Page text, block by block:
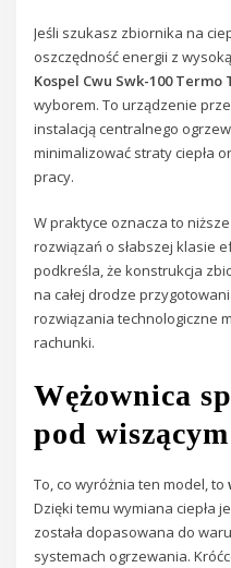
Jeśli szukasz zbiornika na
oszczędność energii z
Kospel Cwu Swk-100 Termo
wyborem. To urządzenie
instalacją centralnego
minimalizować straty ciepła
pracy.
W praktyce oznacza to
rozwiązań o słabszej klasie
podkreśla, że konstrukcja
na całej drodze
rozwiązania technologiczne
rachunki.
Wężownica
pod
To, co wyróżnia ten model, to
Dzięki temu wymiana ciepła
została dopasowana do
systemach ogrzewania.